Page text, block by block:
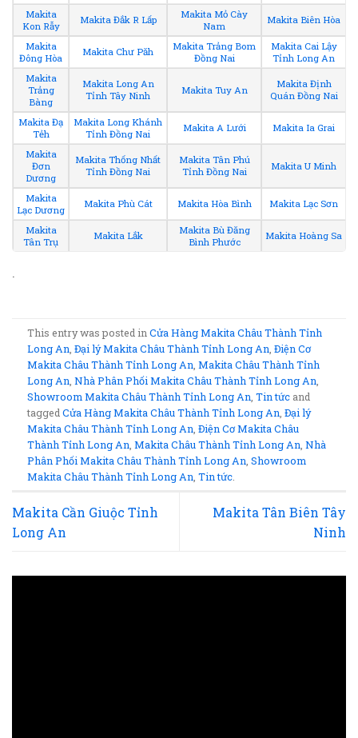
Makita
Kon Rẫy
Makita Đắk R Lấp
Makita Mỏ Cày
Nam
Makita Biên Hòa
Makita
Đông Hòa
Makita Chư Păh
Makita Trảng Bom
Đồng Nai
Makita Cai Lậy
Tỉnh Long An
Makita
Trảng
Bàng
Makita Long An
Tỉnh Tây Ninh
Makita Tuy An
Makita Định
Quán Đồng Nai
Makita Đạ
Tẻh
Makita Long Khánh
Tỉnh Đồng Nai
Makita A Lưới Makita Ia Grai
Makita
Đơn
Dương
Makita Thống Nhất
Tỉnh Đồng Nai
Makita Tân Phú
Tỉnh Đồng Nai
Makita U Minh
Makita
Lạc Dương
Makita Phù Cát Makita Hòa Bình Makita Lạc Sơn
Makita
Tân Trụ
Makita Lắk
Makita Bù Đăng
Bình Phước
Makita Hoàng Sa
.
This entry was posted inCửa Hàng Makita Châu Thành Tỉnh
Long An ,Đại lý Makita Châu Thành Tỉnh Long An ,Điện Cơ
Makita Châu Thành Tỉnh Long An ,Makita Châu Thành Tỉnh
Long An ,Nhà Phân Phối Makita Châu Thành Tỉnh Long An
Showroom Makita Châu Thành Tỉnh Long An ,Tin tức and
taggedCửa Hàng Makita Châu Thành Tỉnh Long An ,Đại lý
Makita Châu Thành Tỉnh Long An ,Điện Cơ Makita Châu
Thành Tỉnh Long An ,Makita Châu Thành Tỉnh Long An ,Nhà
Phân Phối Makita Châu Thành Tỉnh Long An ,Showroom
Makita Châu Thành Tỉnh Long An ,Tin tức
Makita Cần Giuộc Tỉnh
Long An
Makita Tân Biên Tây
Ninh